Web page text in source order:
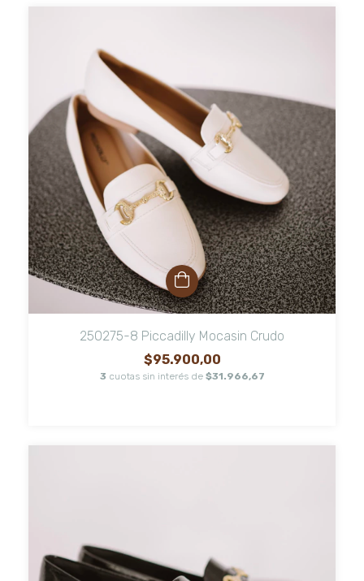
250275-8 Piccadilly Mocasin Crudo
$95.900,00
3 cuotas sin interés de $31.966,67